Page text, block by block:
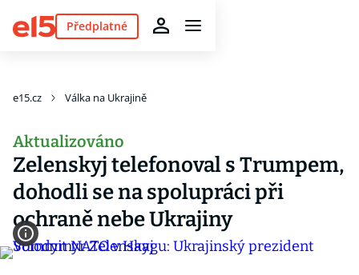
Předplatné
e15.cz Válka na Ukrajině
Aktualizováno
Zelenskyj telefonoval s Trumpem,
dohodli se na spolupráci při
ochraně nebe Ukrajiny